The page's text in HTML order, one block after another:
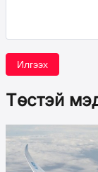
Илгээх
Төстэй